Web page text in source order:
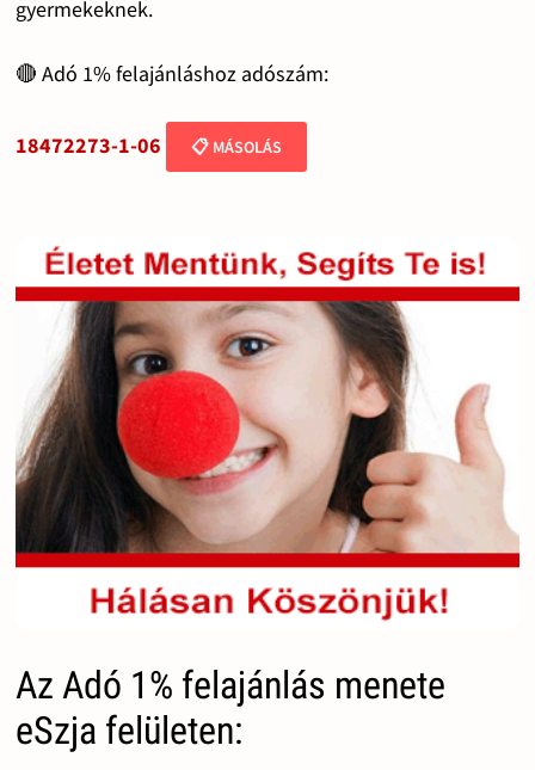
gyermekeknek.
🔴 Adó 1% felajánláshoz adószám:
18472273-1-06 📋 MÁSOLÁS
Az Adó 1% felajánlás menete
eSzja felületen: